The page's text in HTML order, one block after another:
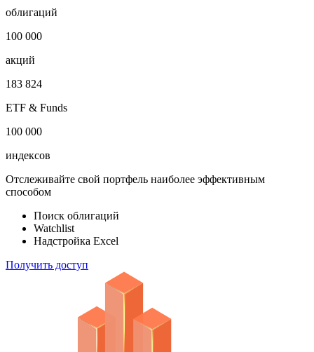
облигаций
100 000
акций
183 824
ETF & Funds
100 000
индексов
Отслеживайте свой портфель наиболее эффективным
способом
Поиск облигаций
Watchlist
Надстройка Excel
Получить доступ